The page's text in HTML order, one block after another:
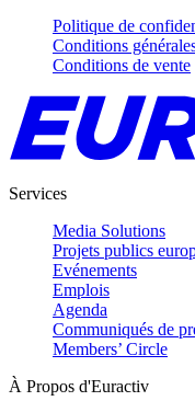
Politique de
Conditions
Conditions de vente
Services
Media Solutions
Projets publics
Evénements
Emplois
Agenda
Communiqués de
Members’ Circle
À Propos d'Euractiv